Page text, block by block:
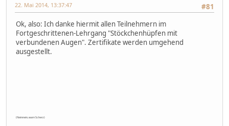
#81
22. Mai 2014, 13:37:47
Ok, also: Ich danke hiermit allen Teilnehmern im
Fortgeschrittenen-Lehrgang "Stöckchenhüpfen mit
verbundenen Augen". Zertifikate werden umgehend
ausgestellt.
(Neinnein, warn Scherz)